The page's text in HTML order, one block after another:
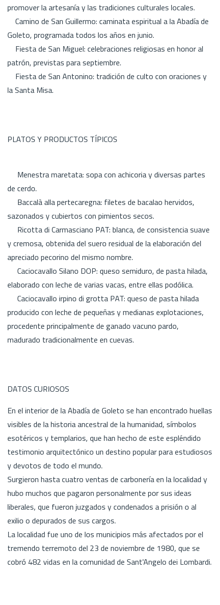
promover la artesanía y las tradiciones culturales locales.
Camino de San Guillermo: caminata espiritual a la Abadía de
Goleto, programada todos los años en junio.
Fiesta de San Miguel: celebraciones religiosas en honor al
patrón, previstas para septiembre.
Fiesta de San Antonino: tradición de culto con oraciones y
la Santa Misa.
PLATOS Y PRODUCTOS TÍPICOS
Menestra maretata: sopa con achicoria y diversas partes
de cerdo.
Baccalà alla pertecaregna: filetes de bacalao hervidos,
sazonados y cubiertos con pimientos secos.
Ricotta di Carmasciano PAT: blanca, de consistencia suave
y cremosa, obtenida del suero residual de la elaboración del
apreciado pecorino del mismo nombre.
Caciocavallo Silano DOP: queso semiduro, de pasta hilada,
elaborado con leche de varias vacas, entre ellas podólica.
Caciocavallo irpino di grotta PAT: queso de pasta hilada
producido con leche de pequeñas y medianas explotaciones,
procedente principalmente de ganado vacuno pardo,
madurado tradicionalmente en cuevas.
DATOS CURIOSOS
En el interior de la Abadía de Goleto se han encontrado huellas
visibles de la historia ancestral de la humanidad, símbolos
esotéricos y templarios, que han hecho de este espléndido
testimonio arquitectónico un destino popular para estudiosos
y devotos de todo el mundo.
Surgieron hasta cuatro ventas de carbonería en la localidad y
hubo muchos que pagaron personalmente por sus ideas
liberales, que fueron juzgados y condenados a prisión o al
exilio o depurados de sus cargos.
La localidad fue uno de los municipios más afectados por el
tremendo terremoto del 23 de noviembre de 1980, que se
cobró 482 vidas en la comunidad de Sant'Angelo dei Lombardi.